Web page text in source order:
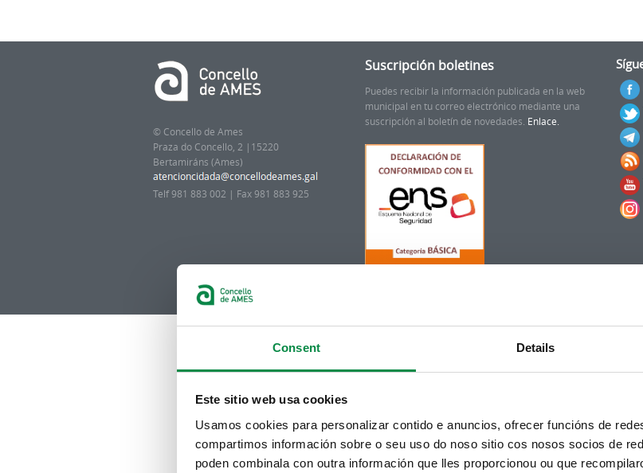
Consent Details
Este sitio web usa cookies
Usamos cookies para personalizar contido e anuncios, ofrecer funcións de
compartimos información sobre o seu uso do noso sitio cos nosos socios de
poden combinala con outra información que lles proporcionou ou que
© Concello de Ames
Praza do Concello, 2 |15220
Bertamiráns (Ames)
Telf 981 883 002 | Fax 981 883 925
Suscripción boletines
Puedes recibir la información publicada en la web
municipal en tu correo electrónico mediante una
suscripción al boletín de novedades. Enlace.